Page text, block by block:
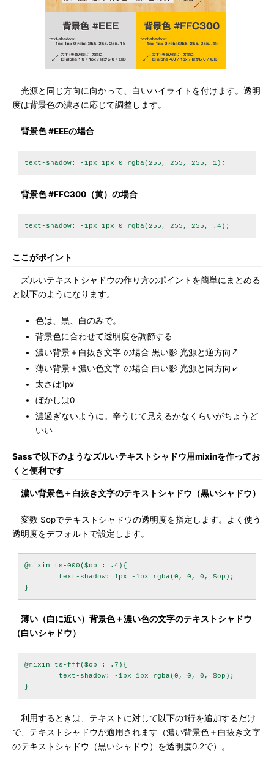
光源と同じ方向に向かって、白いハイライトを付けます。透明
度は背景色の濃さに応じて調整します。
背景色 #EEEの場合
背景色 #FFC300（黄）の場合
ここがポイント
ズルいテキストシャドウの作り方のポイントを簡単にまとめる
と以下のようになります。
色は、黒、白のみで。
背景色に合わせて透明度を調節する
濃い背景＋白抜き文字 の場合 黒い影 光源と逆方向↗
薄い背景＋濃い色文字 の場合 白い影 光源と同方向↙
太さは1px
ぼかしは0
濃過ぎないように。辛うじて見えるかなくらいがちょうど
いい
Sassで以下のようなズルいテキストシャドウ用mixinを作ってお
くと便利です
濃い背景色＋白抜き文字のテキストシャドウ（黒いシャドウ）
変数 $opでテキストシャドウの透明度を指定します。よく使う
透明度をデフォルトで設定します。
@mixin ts-000($op : .4){
薄い（白に近い）背景色＋濃い色の文字のテキストシャドウ
（白いシャドウ）
@mixin ts-fff($op : .7){
利用するときは、テキストに対して以下の1行を追加するだけ
で、テキストシャドウが適用されます（濃い背景色＋白抜き文字
のテキストシャドウ（黒いシャドウ）を透明度0.2で）。